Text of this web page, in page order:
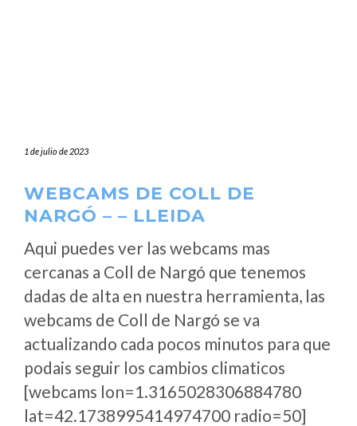
1 de julio de 2023
WEBCAMS DE COLL DE
NARGÓ – – LLEIDA
Aqui puedes ver las webcams mas
cercanas a Coll de Nargó que tenemos
dadas de alta en nuestra herramienta, las
webcams de Coll de Nargó se va
actualizando cada pocos minutos para que
podais seguir los cambios climaticos
[webcams lon=1.3165028306884780
lat=42.1738995414974700 radio=50]